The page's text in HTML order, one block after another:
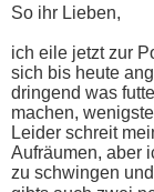
So ihr Lieben,
ich eile jetzt zur
sich bis heute
dringend was
machen,
Leider schreit
Aufräumen, aber
zu schwingen